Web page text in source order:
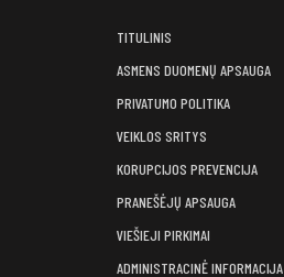
TITULINIS
ASMENS DUOMENŲ APSAUGA
PRIVATUMO POLITIKA
VEIKLOS SRITYS
KORUPCIJOS PREVENCIJA
PRANEŠĖJŲ APSAUGA
VIEŠIEJI PIRKIMAI
ADMINISTRACINĖ INFORMACIJA